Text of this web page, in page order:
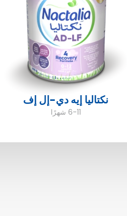
نكتاليا إيه دي-إل إف
6-11 شهرًا